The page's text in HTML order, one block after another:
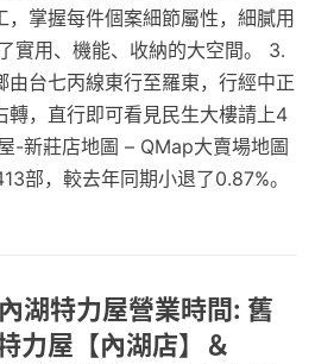
掌握每件個案細節屬性，細膩用
實用、機能、收納的大空間。 3.
由台七丙線東行至羅東，行經中正
轉，直行即可看見民生大樓請上4
-新莊店地圖 – QMap大賣場地圖
部，較去年同期小退了0.87%。
湖特力屋營業時間: 舊
力屋【內湖店】＆